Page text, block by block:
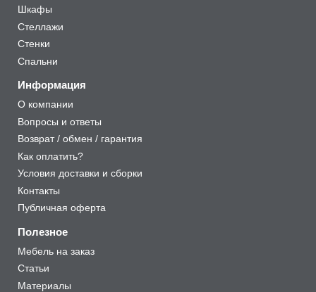
Шкафы
Стеллажи
Стенки
Спальни
Информация
О компании
Вопросы и ответы
Возврат / обмен / гарантия
Как оплатить?
Условия доставки и сборки
Контакты
Публичная оферта
Полезное
Мебель на заказ
Статьи
Материалы